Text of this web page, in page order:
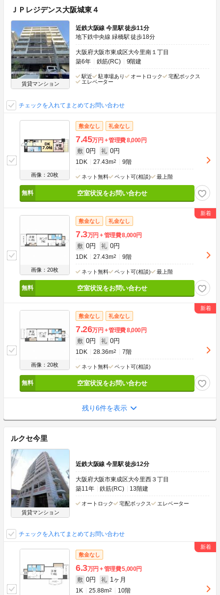
ＪＰレジデンス大阪城東４
賃貸マンション
近鉄大阪線 今里駅 徒歩11分
地下鉄中央線 緑橋駅 徒歩18分
大阪府大阪市東成区大今里南１丁目
築6年
鉄筋(RC) 9階建
駅近 駐車場あり オートロック
宅配ボックス
エレベーター
チェックを入れてまとめてお問い合わせ
画像：20枚
敷金なし 礼金なし
7.45万円 管理費8,000円
敷 0円 礼 0円
1DK 27.43m2 9階
ネット無料 ペット可(相談) 最上階
空室状況をお問い合わせ
画像：20枚
敷金なし 礼金なし
7.3万円 管理費8,000円
敷 0円 礼 0円
1DK 27.43m2 9階
ネット無料 ペット可(相談) 最上階
空室状況をお問い合わせ
画像：20枚
敷金なし 礼金なし
7.26万円 管理費8,000円
敷 0円 礼 0円
1DK 28.36m2 7階
ネット無料 ペット可(相談)
空室状況をお問い合わせ
残り6件を表示
ルクセ今里
賃貸マンション
近鉄大阪線 今里駅 徒歩12分
大阪府大阪市東成区大今里西３丁目
築11年
鉄筋(RC) 13階建
オートロック 宅配ボックス エレベーター
チェックを入れてまとめてお問い合わせ
敷金なし
6.3万円 管理費5,000円
敷 0円 礼 1ヶ月
1K 25.88m2 10階